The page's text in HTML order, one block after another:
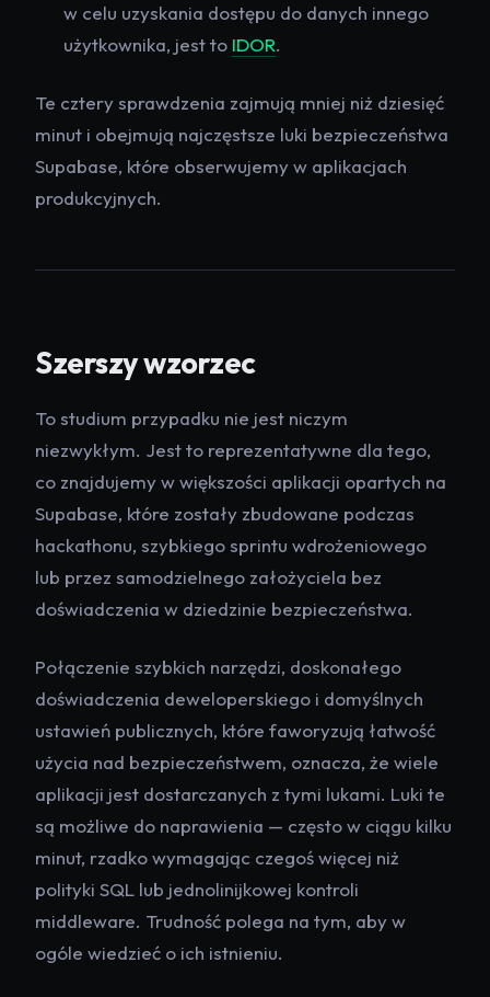
w celu uzyskania dostępu do danych innego
użytkownika, jest to IDOR.
Te cztery sprawdzenia zajmują mniej niż dziesięć
minut i obejmują najczęstsze luki bezpieczeństwa
Supabase, które obserwujemy w aplikacjach
produkcyjnych.
Szerszy wzorzec
To studium przypadku nie jest niczym
niezwykłym. Jest to reprezentatywne dla tego,
co znajdujemy w większości aplikacji opartych na
Supabase, które zostały zbudowane podczas
hackathonu, szybkiego sprintu wdrożeniowego
lub przez samodzielnego założyciela bez
doświadczenia w dziedzinie bezpieczeństwa.
Połączenie szybkich narzędzi, doskonałego
doświadczenia deweloperskiego i domyślnych
ustawień publicznych, które faworyzują łatwość
użycia nad bezpieczeństwem, oznacza, że wiele
aplikacji jest dostarczanych z tymi lukami. Luki te
są możliwe do naprawienia — często w ciągu kilku
minut, rzadko wymagając czegoś więcej niż
polityki SQL lub jednolinijkowej kontroli
middleware. Trudność polega na tym, aby w
ogóle wiedzieć o ich istnieniu.